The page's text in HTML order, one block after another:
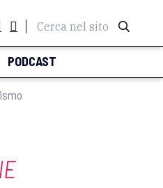
Cerca nel sito
PODCAST